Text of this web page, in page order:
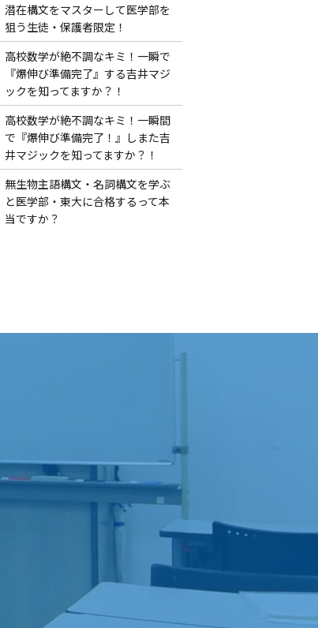
潜在構文をマスターして医学部を
狙う生徒・保護者限定！
高校数学が絶不調なキミ！一瞬で
『爆伸び準備完了』する吉井マジ
ックを知ってますか？！
高校数学が絶不調なキミ！一瞬間
で『爆伸び準備完了！』しまた吉
井マジックを知ってますか？！
無生物主語構文・名詞構文を学ぶ
と医学部・東大に合格するって本
当ですか？